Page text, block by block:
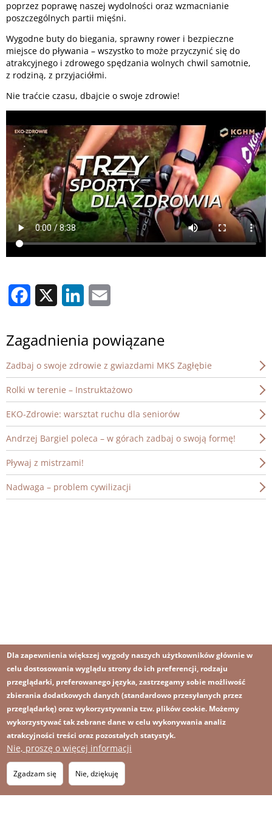
poprzez poprawę naszej wydolności oraz wzmacnianie
poszczególnych partii mięśni.
Wygodne buty do biegania, sprawny rower i bezpieczne
miejsce do pływania – wszystko to może przyczynić się do
atrakcyjnego i zdrowego spędzania wolnych chwil samotnie,
z rodziną, z przyjaciółmi.
Nie traćcie czasu, dbajcie o swoje zdrowie!
Facebook LinkedIn
Zagadnienia powiązane
Zadbaj o swoje zdrowie z gwiazdami MKS Zagłębie
Rolki w terenie – Instruktażowo
EKO-Zdrowie: warsztat ruchu dla seniorów
Andrzej Bargiel poleca – w górach zadbaj o swoją formę!
Pływaj z mistrzami!
Nadwaga – problem cywilizacji
Footer
menu
Zapisz się na newsletter
Obraz
MAPA STRONY
OBRAZ
Dla zapewnienia większej wygody naszych użytkowników głównie w
celu dostosowania wyglądu strony do ich preferencji, rodzaju
przeglądarki, preferowanego języka, zastrzegamy sobie możliwość
zbierania dodatkowych danych (standardowo przesyłanych przez
przeglądarkę) oraz wykorzystywania tzw. plików cookie. Możemy
wykorzystywać tak zebrane dane w celu wykonywania analiz
atrakcyjności treści oraz pozostałych statystyk.
Nie, proszę o więcej informacji
Zgadzam się Nie, dziękuję